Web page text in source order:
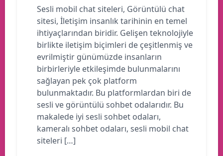
Sesli mobil chat siteleri, Görüntülü chat
sitesi, İletişim insanlık tarihinin en temel
ihtiyaçlarından biridir. Gelişen teknolojiyle
birlikte iletişim biçimleri de çeşitlenmiş ve
evrilmiştir günümüzde insanların
birbirleriyle etkileşimde bulunmalarını
sağlayan pek çok platform
bulunmaktadır. Bu platformlardan biri de
sesli ve görüntülü sohbet odalarıdır. Bu
makalede iyi sesli sohbet odaları,
kameralı sohbet odaları, sesli mobil chat
siteleri […]